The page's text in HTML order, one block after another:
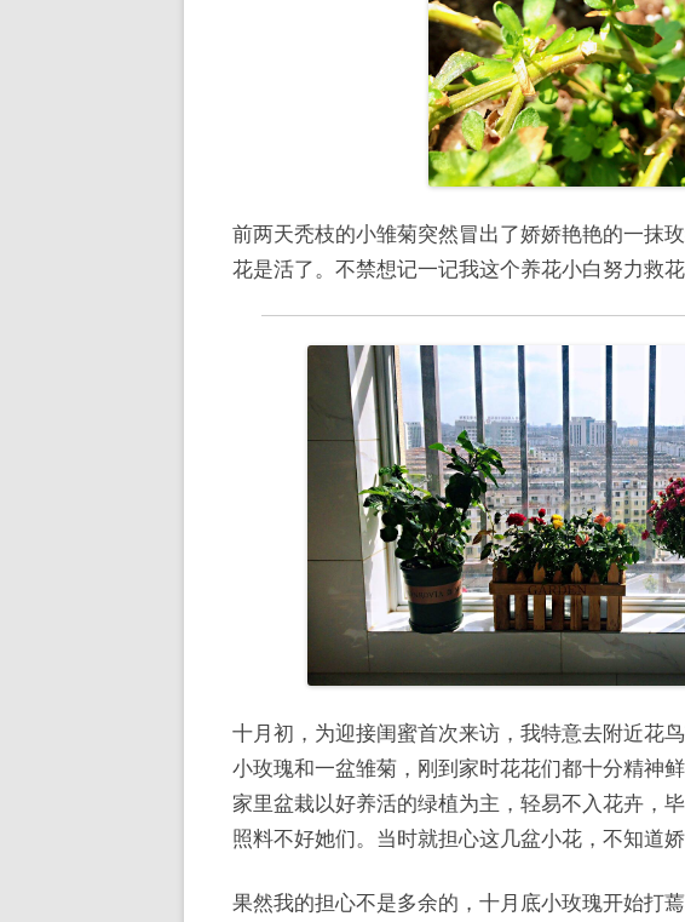
前两天秃枝的小雏菊突然冒出了娇娇艳艳的一抹
花是活了。不禁想记一记我这个养花小白努力救花
十月初，为迎接闺蜜首次来访，我特意去附近花
小玫瑰和一盆雏菊，刚到家时花花们都十分精神
家里盆栽以好养活的绿植为主，轻易不入花卉，
照料不好她们。当时就担心这几盆小花，不知道娇
果然我的担心不是多余的，十月底小玫瑰开始打